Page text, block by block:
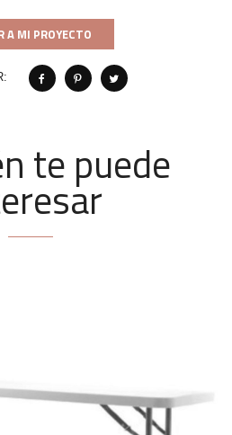
A MI PROYECTO
te puede